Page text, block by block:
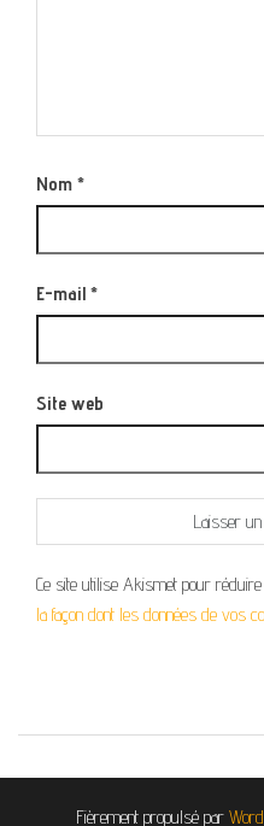
Nom *
E-mail *
Site web
Ce site utilise Akismet pour
la façon dont les données de vos
Fièrement propulsé par